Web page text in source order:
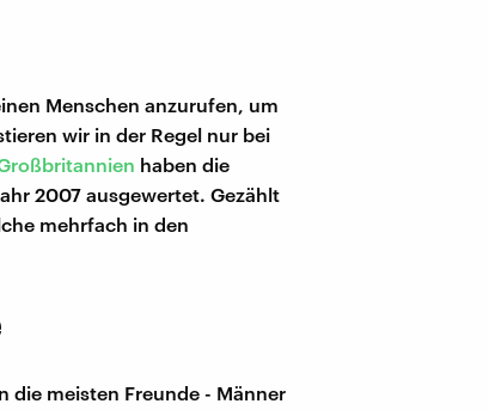
Menschen anzurufen, um
wir in der Regel nur bei
haben die
2007 ausgewertet. Gezählt
mehrfach in den
die meisten Freunde - Männer